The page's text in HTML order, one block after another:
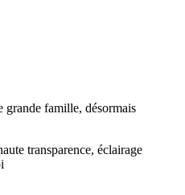
grande famille, désormais
transparence, éclairage